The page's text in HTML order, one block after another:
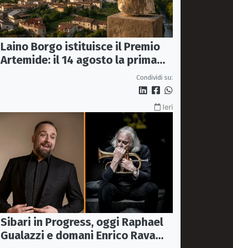
Laino Borgo istituisce il Premio
Artemide: il 14 agosto la prima
Condividi su:
Ieri
Sibari in Progress, oggi Raphael
Gualazzi e domani Enrico Rava